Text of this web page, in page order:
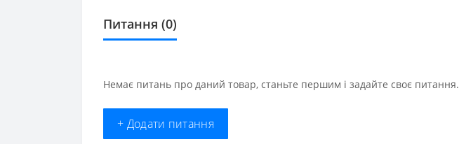
Питання (0)
Немає питань про даний товар, станьте першим і задайте своє питання.
+ Додати питання